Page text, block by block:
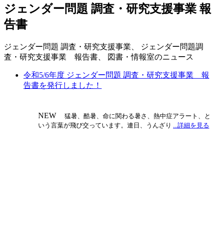
ジェンダー問題 調査・研究支援事業 報
告書
ジェンダー問題 調査・研究支援事業、 ジェンダー問題調
査・研究支援事業 報告書、 図書・情報室のニュース
令和5/6年度 ジェンダー問題 調査・研究支援事業 報
告書を発行しました！
NEW
猛暑、酷暑、命に関わる暑さ、熱中症アラート、と
いう言葉が飛び交っています。連日、うんざり
...詳細を見る